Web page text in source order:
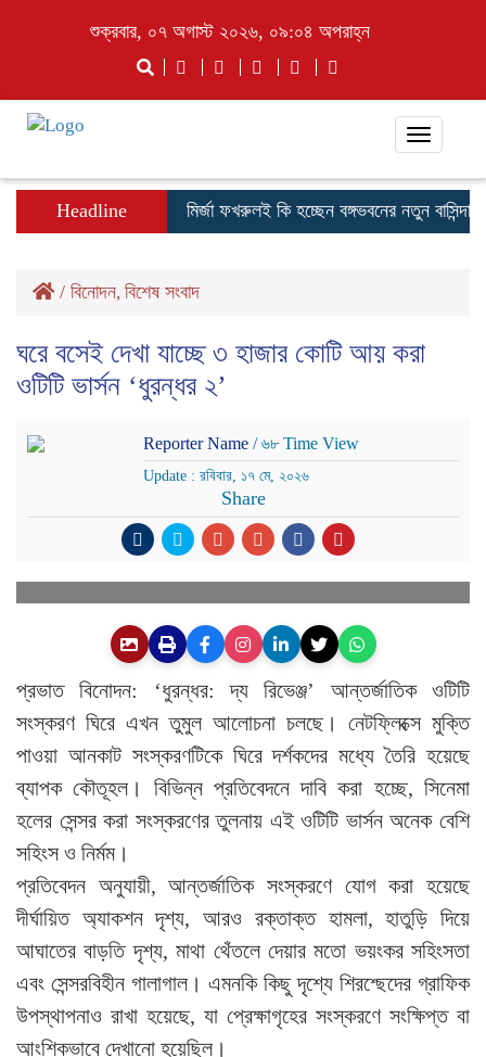
শুক্রবার, ০৭ অগাস্ট ২০২৬, ০৯:০৪ অপরাহ্ন
Toggle
Headline মির্জা ফখরুলই কি হচ্ছেন বঙ্গভবনের নতুন বাসিন্দা?
/ বিনোদন, বিশেষ সংবাদ
ঘরে বসেই দেখা যাচ্ছে ৩ হাজার কোটি আয় করা
ওটিটি ভার্সন ‘ধুরন্ধর ২’
Reporter Name / ৬৮ Time View
Update : রবিবার, ১৭ মে, ২০২৬
Share
প্রভাত বিনোদন: ‘ধুরন্ধর: দ্য রিভেঞ্জ’ আন্তর্জাতিক ওটিটি
সংস্করণ ঘিরে এখন তুমুল আলোচনা চলছে। নেটফ্লিক্সে মুক্তি
পাওয়া আনকাট সংস্করণটিকে ঘিরে দর্শকদের মধ্যে তৈরি হয়েছে
ব্যাপক কৌতূহল। বিভিন্ন প্রতিবেদনে দাবি করা হচ্ছে, সিনেমা
হলের সেন্সর করা সংস্করণের তুলনায় এই ওটিটি ভার্সন অনেক বেশি
সহিংস ও নির্মম।
প্রতিবেদন অনুযায়ী, আন্তর্জাতিক সংস্করণে যোগ করা হয়েছে
দীর্ঘায়িত অ্যাকশন দৃশ্য, আরও রক্তাক্ত হামলা, হাতুড়ি দিয়ে
আঘাতের বাড়তি দৃশ্য, মাথা থেঁতলে দেয়ার মতো ভয়ংকর সহিংসতা
এবং সেন্সরবিহীন গালাগাল। এমনকি কিছু দৃশ্যে শিরশ্ছেদের গ্রাফিক
উপস্থাপনাও রাখা হয়েছে, যা প্রেক্ষাগৃহের সংস্করণে সংক্ষিপ্ত বা
আংশিকভাবে দেখানো হয়েছিল।